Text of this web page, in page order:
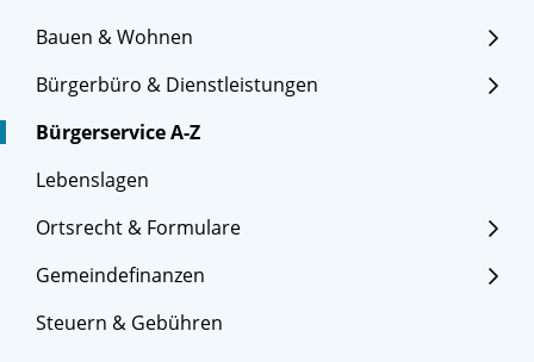
Bauen & Wohnen
Bürgerbüro & Dienstleistungen
Bürgerservice A-Z
Lebenslagen
Ortsrecht & Formulare
Gemeindefinanzen
Steuern & Gebühren